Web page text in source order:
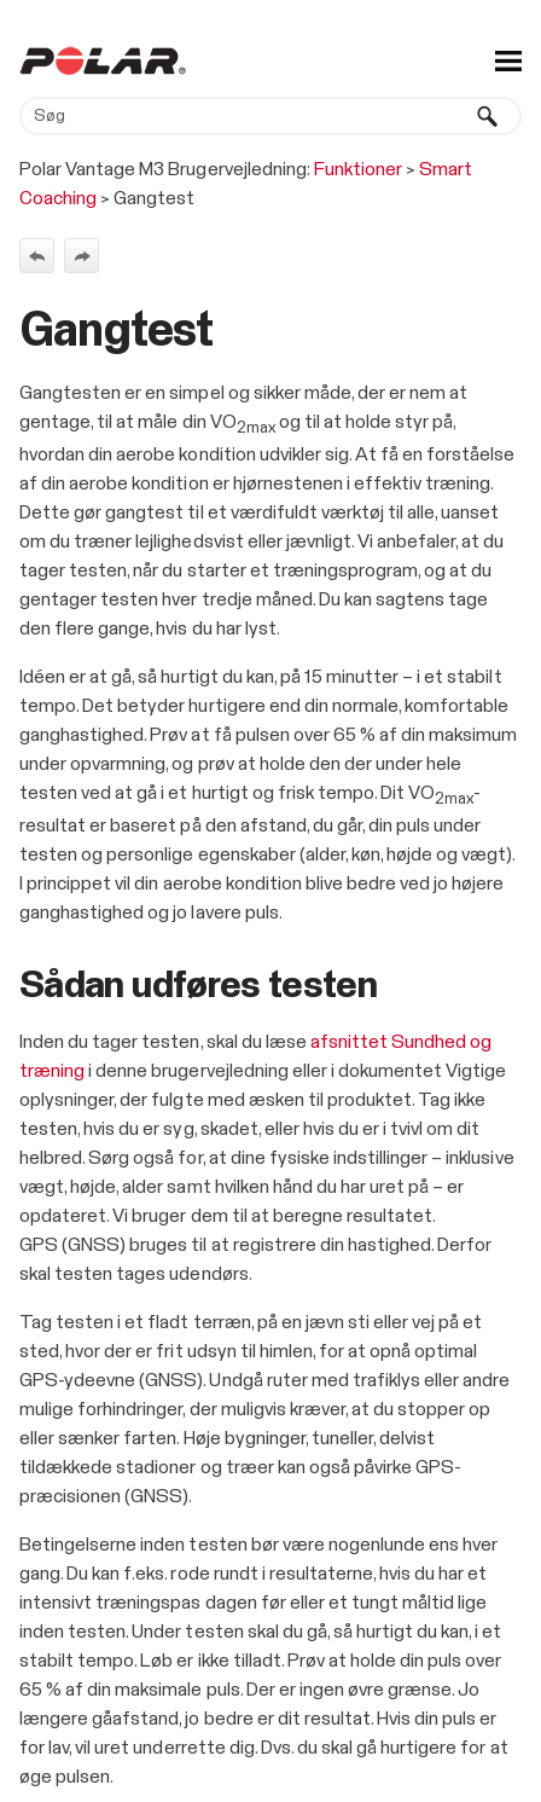
Hop til Primært indhold
Polar Vantage M3 Brugervejledning: Funktioner >Smart
Coaching >Gangtest
Gangtest
Gangtesten er en simpel og sikker måde, der er nem at
gentage, til at måle din VO2maxog til at holde styr på,
hvordan din aerobe kondition udvikler sig. At få en forståelse
af din aerobe kondition er hjørnestenen i effektiv træning.
Dette gør gangtest til et værdifuldt værktøj til alle, uanset
om du træner lejlighedsvist eller jævnligt. Vi anbefaler, at du
tager testen, når du starter et træningsprogram, og at du
gentager testen hver tredje måned. Du kan sagtens tage
den flere gange, hvis du har lyst.
Idéen er at gå, så hurtigt du kan, på 15 minutter – i et stabilt
tempo. Det betyder hurtigere end din normale, komfortable
ganghastighed. Prøv at få pulsen over 65 % af din maksimum
under opvarmning, og prøv at holde den der under hele
testen ved at gå i et hurtigt og frisk tempo. Dit VO2max-
resultat er baseret på den afstand, du går, din puls under
testen og personlige egenskaber (alder, køn, højde og vægt).
I princippet vil din aerobe kondition blive bedre ved jo højere
ganghastighed og jo lavere puls.
Sådan udføres testen
Inden du tager testen, skal du læse afsnittet Sundhed og
træningi denne brugervejledning eller i dokumentet Vigtige
oplysninger, der fulgte med æsken til produktet. Tag ikke
testen, hvis du er syg, skadet, eller hvis du er i tvivl om dit
helbred. Sørg også for, at dine fysiske indstillinger – inklusive
vægt, højde, alder samt hvilken hånd du har uret på – er
opdateret. Vi bruger dem til at beregne resultatet.
GPS (GNSS) bruges til at registrere din hastighed. Derfor
skal testen tages udendørs.
Tag testen i et fladt terræn, på en jævn sti eller vej på et
sted, hvor der er frit udsyn til himlen, for at opnå optimal
GPS-ydeevne (GNSS). Undgå ruter med trafiklys eller andre
mulige forhindringer, der muligvis kræver, at du stopper op
eller sænker farten. Høje bygninger, tuneller, delvist
tildækkede stadioner og træer kan også påvirke GPS-
præcisionen (GNSS).
Betingelserne inden testen bør være nogenlunde ens hver
gang. Du kan f.eks. rode rundt i resultaterne, hvis du har et
intensivt træningspas dagen før eller et tungt måltid lige
inden testen. Under testen skal du gå, så hurtigt du kan, i et
stabilt tempo. Løb er ikke tilladt. Prøv at holde din puls over
65 % af din maksimale puls. Der er ingen øvre grænse. Jo
længere gåafstand, jo bedre er dit resultat. Hvis din puls er
for lav, vil uret underrette dig. Dvs. du skal gå hurtigere for at
øge pulsen.